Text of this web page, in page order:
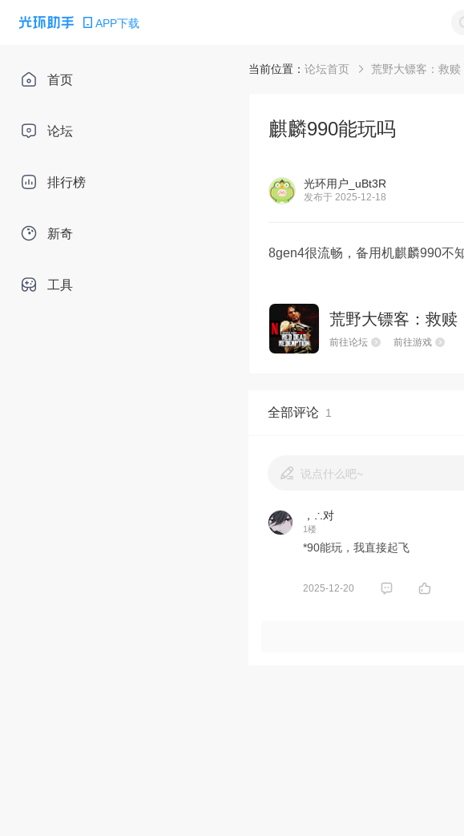
APP下载
首页
论坛
排行榜
新奇
工具
当前位置： 论坛首页 荒野大镖客：救赎
麒麟990能玩吗
光环用户_uBt3R
发布于 2025-12-18
8gen4很流畅，备用机麒麟990不
荒野大镖客：救赎
前往论坛 前往游戏
全部评论 1
说点什么吧~
，∴对
1楼
*90能玩，我直接起飞
2025-12-20